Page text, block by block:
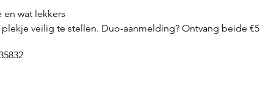
wat lekkers
veilig te stellen. Duo-aanmelding? Ontvang beide €5